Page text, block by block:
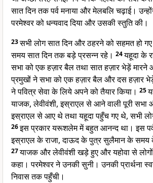
सात दिन तक पर्व मनाया और मेलबलि चढ़ाई।
परमेश्वर को धन्यवाद दिया और उसकी स्तुति की।
23सभी लोग सात दिन और ठहरने को सहमत हो
समय सात दिन तक बड़े प्रसन्न रहे। 24यहूदा के
सभा को एक हज़ार बैल तथा सात हज़ार भेड़ें मारने
प्रमुखों ने सभा को एक हज़ार बैल और दस हज़ार
ने पवित्र सेवा के लिये अपने को तैयार किया। 25
याजक, लेवीवंशी, इस्राएल से आने वाली पूरी सभा
इस्राएल से आए थे तथा यहूदा पहुँच गए थे, सभी
26इस प्रकार यरूशलेम में बहुत आनन्द था। इस
इस्राएल के राजा, दाऊद के पुत्र सुलैमान के समय
27याजक और लेवीवंशी खड़े हुए और यहोवा से लोगों
कहा। परमेश्वर ने उनकी सुनी। उनकी प्रार्थना
निवास तक पहुँची।